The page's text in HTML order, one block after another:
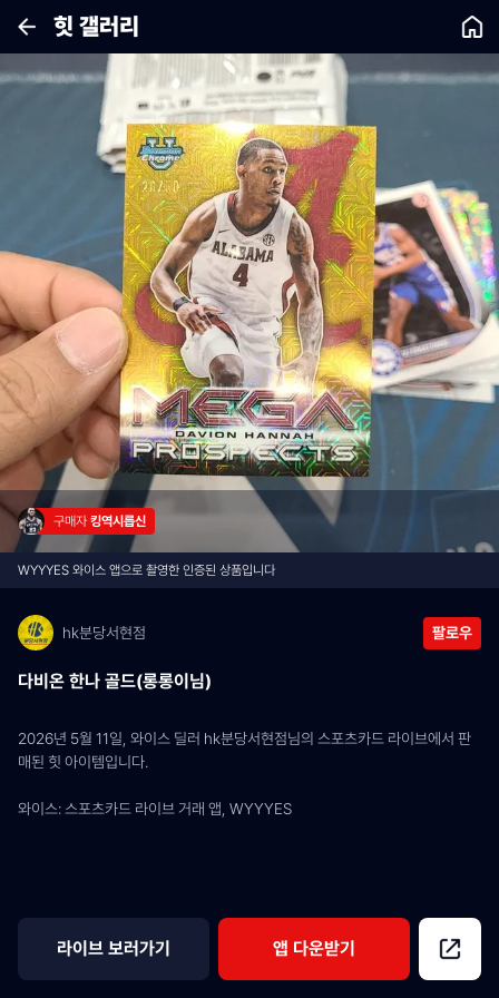
힛 갤러리
구매자 킹역시릅신
WYYYES 와이스 앱으로 촬영한 인증된 상품입니다
hk분당서현점 팔로우
다비온 한나 골드(롱롱이님)
2026년 5월 11일, 와이스 딜러 hk분당서현점님의 스포츠카드 라이브에서 판
매된 힛 아이템입니다.
와이스: 스포츠카드 라이브 거래 앱, WYYYES
라이브 보러가기 앱 다운받기